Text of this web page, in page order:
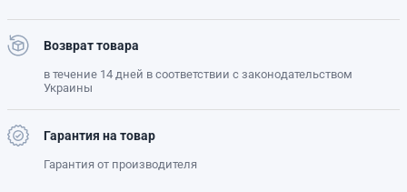
Возврат товара
в течение 14 дней в соответствии с законодательством
Украины
Гарантия на товар
Гарантия от производителя